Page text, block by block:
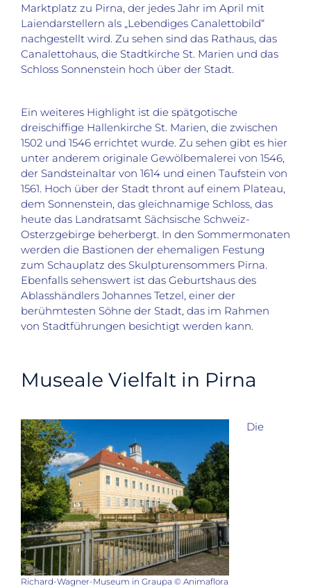
Marktplatz zu Pirna, der jedes Jahr im April mit
Laiendarstellern als „Lebendiges Canalettobild“
nachgestellt wird. Zu sehen sind das Rathaus, das
Canalettohaus, die Stadtkirche St. Marien und das
Schloss Sonnenstein hoch über der Stadt.
Ein weiteres Highlight ist die spätgotische
dreischiffige Hallenkirche St. Marien, die zwischen
1502 und 1546 errichtet wurde. Zu sehen gibt es hier
unter anderem originale Gewölbemalerei von 1546,
der Sandsteinaltar von 1614 und einen Taufstein von
1561. Hoch über der Stadt thront auf einem Plateau,
dem Sonnenstein, das gleichnamige Schloss, das
heute das Landratsamt Sächsische Schweiz-
Osterzgebirge beherbergt. In den Sommermonaten
werden die Bastionen der ehemaligen Festung
zum Schauplatz des Skulpturensommers Pirna.
Ebenfalls sehenswert ist das Geburtshaus des
Ablasshändlers Johannes Tetzel, einer der
berühmtesten Söhne der Stadt, das im Rahmen
von Stadtführungen besichtigt werden kann.
Museale Vielfalt in Pirna
Richard-Wagner-Museum in Graupa © Animaflora
Die